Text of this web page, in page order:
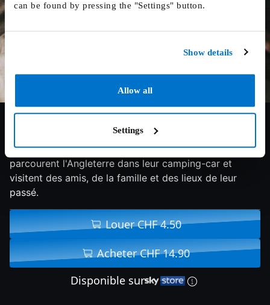
can be found by pressing the "Settings" button.
Show details
Allow all
Settings
6.9/10 2021 91 min Drame
Sam et Tusker, partenaires de vie depuis vingt ans,
parcourent l'Angleterre dans leur camping-car et
visitent des amis, de la famille et des lieux de leur
passé.
Louer CHF 4.50
Acheter CHF 14.90
Disponible sur